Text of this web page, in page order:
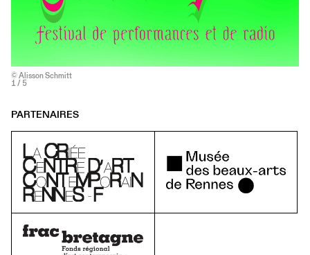
© Alisson Schmitt
1 / 5
PARTENAIRES